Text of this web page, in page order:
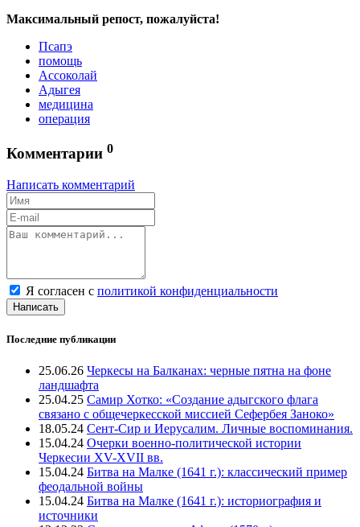
Максимальный репост, пожалуйста!
Псапэ
помощь
Ассоколай
Адыгея
медицина
операция
Комментарии 0
Написать комментарий
Я согласен с политикой конфиденциальности
Написать
Последние публикации
25.06.26 Черкесы на Балканах: черные пятна на фоне
ландшафта
25.04.25 Самир Хотко: «Создание адыгского флага
связано с общечеркесской миссией Сефербея Заноко»
18.05.24 Сент-Сир и Иерусалим. Личные воспоминания.
15.04.24 Очерки военно-политической истории
Черкесии XV-XVII вв.
15.04.24 Битва на Малке (1641 г.): классический пример
феодальной войны
15.04.24 Битва на Малке (1641 г.): историография и
источники